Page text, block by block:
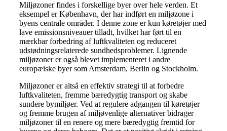
Miljøzoner findes i forskellige byer over hele verden. Et
eksempel er København, der har indført en miljøzone i
byens centrale områder. I denne zone er kun køretøjer med
lave emissionsniveauer tilladt, hvilket har ført til en
mærkbar forbedring af luftkvaliteten og reduceret
udstødningsrelaterede sundhedsproblemer. Lignende
miljøzoner er også blevet implementeret i andre
europæiske byer som Amsterdam, Berlin og Stockholm.
Miljøzoner er altså en effektiv strategi til at forbedre
luftkvaliteten, fremme bæredygtig transport og skabe
sundere bymiljøer. Ved at regulere adgangen til køretøjer
og fremme brugen af miljøvenlige alternativer bidrager
miljøzoner til en renere og mere bæredygtig fremtid for